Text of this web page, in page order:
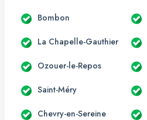
Bombon
La Chapelle-Gauthier
Ozouer-le-Repos
Saint-Méry
Chevry-en-Sereine